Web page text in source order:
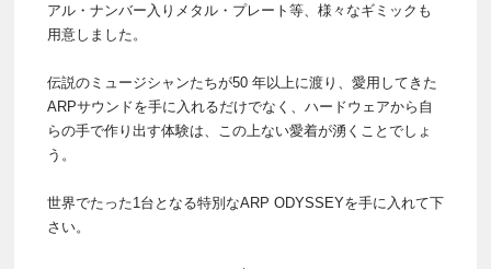
アル・ナンバー入りメタル・プレート等、様々なギミックも
用意しました。
伝説のミュージシャンたちが50 年以上に渡り、愛用してきた
ARPサウンドを手に入れるだけでなく、ハードウェアから自
らの手で作り出す体験は、この上ない愛着が湧くことでしょ
う。
世界でたった1台となる特別なARP ODYSSEYを手に入れて下
さい。